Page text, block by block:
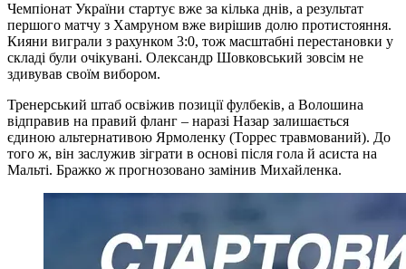
Чемпіонат України стартує вже за кілька днів, а результат
першого матчу з Хамруном вже вирішив долю протистояння.
Кияни виграли з рахунком 3:0, тож масштабні перестановки у
складі були очікувані. Олександр Шовковський зовсім не
здивував своїм вибором.
Тренерський штаб освіжив позиції фулбеків, а Волошина
відправив на правий фланг – наразі Назар залишається
єдиною альтернативою Ярмоленку (Торрес травмований). До
того ж, він заслужив зіграти в основі після гола й асиста на
Мальті. Бражко ж прогнозовано замінив Михайленка.